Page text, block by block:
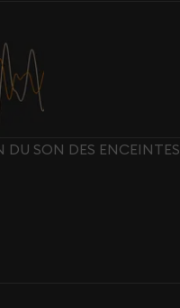
DU SON DES ENCEINTES